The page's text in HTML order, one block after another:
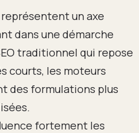
représentent un axe
dans une démarche
traditionnel qui repose
courts, les moteurs
des formulations plus
fortement les